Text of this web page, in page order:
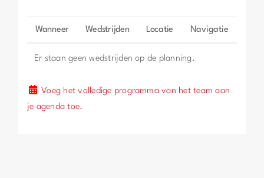
Wanneer Wedstrijden Locatie Navigatie
Er staan geen wedstrijden op de planning.
Voeg het volledige programma van het team aan
je agenda toe.